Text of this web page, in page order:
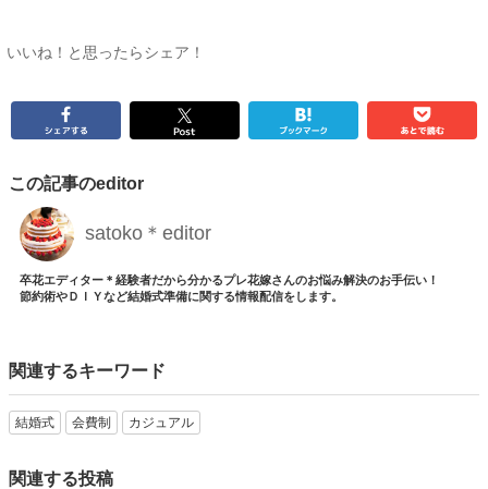
いいね！と思ったらシェア！
この記事のeditor
satoko＊editor
卒花エディター＊経験者だから分かるプレ花嫁さんのお悩み解決のお手伝い！
節約術やＤＩＹなど結婚式準備に関する情報配信をします。
関連するキーワード
結婚式 会費制 カジュアル
関連する投稿